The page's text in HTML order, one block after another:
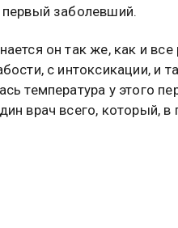
первый заболевший.
он так же, как и
с интоксикации, и
температура у этого
врач всего, который, в